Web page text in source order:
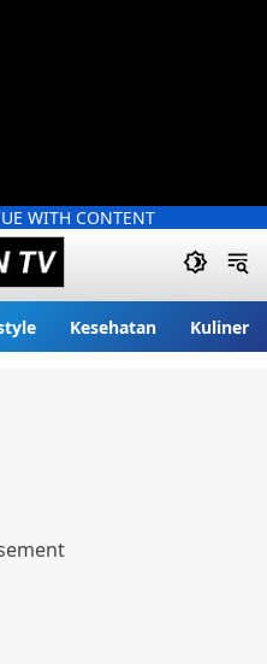
WITH CONTENT
Kesehatan Kuliner